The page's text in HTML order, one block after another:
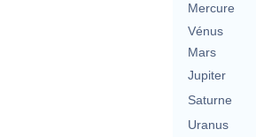
Mercure
Vénus
Mars
Jupiter
Saturne
Uranus